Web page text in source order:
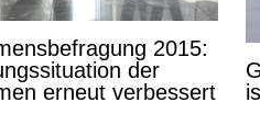
2015:
der
erneut verbessert